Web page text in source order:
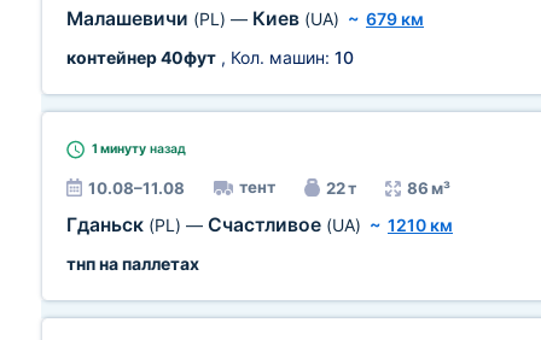
Малашевичи (PL) — Киев (UA) ~ 679 км
контейнер 40фут , Кол. машин: 10
1 минуту назад
10.08–11.08 тент 22 т 86 м³
Гданьск (PL) — Счастливое (UA) ~ 1210 км
тнп на паллетах